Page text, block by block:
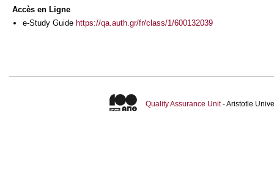
Accès en Ligne
e-Study Guide https://qa.auth.gr/fr/class/1/600132039
Quality Assurance Unit- Aristotle